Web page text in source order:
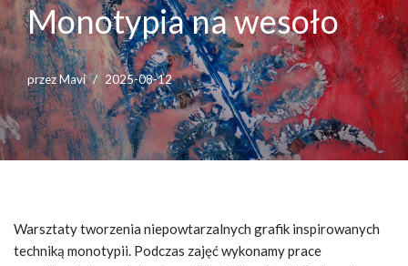
Monotypia na wesoło
przezMavi 2025-08-12
Warsztaty tworzenia niepowtarzalnych grafik inspirowanych
techniką monotypii. Podczas zajęć wykonamy prace